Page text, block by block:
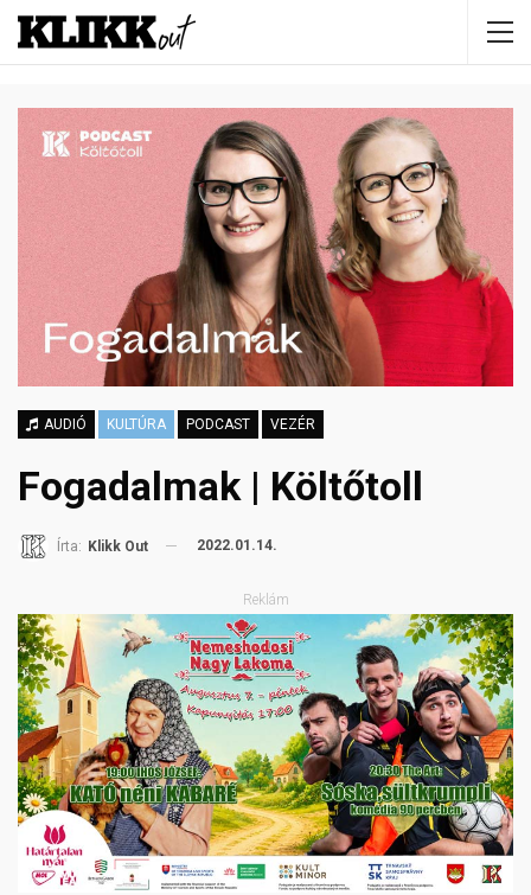
AUDIÓ KULTÚRA PODCAST VEZÉR
Fogadalmak | Költőtoll
Írta: Klikk Out 2022.01.14.
Reklám